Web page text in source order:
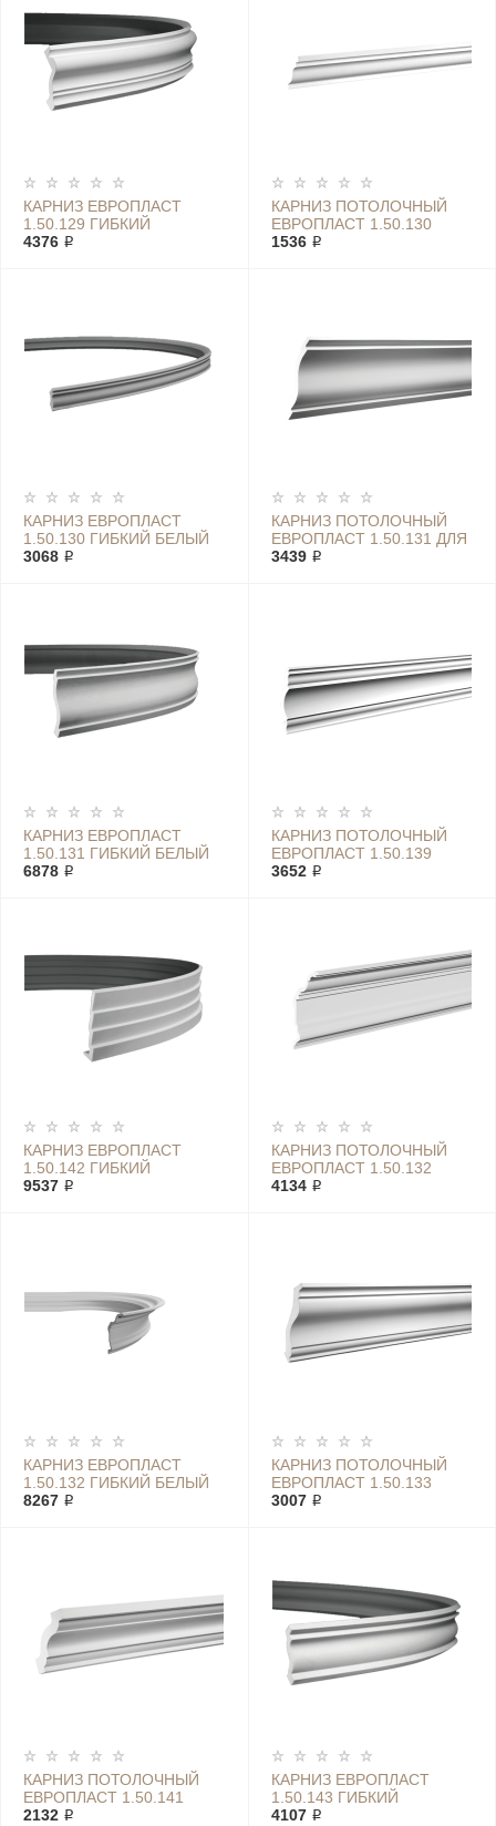
КАРНИЗ ЕВРОПЛАСТ
1.50.129 ГИБКИЙ
4376 ₽
КАРНИЗ ПОТОЛОЧНЫЙ
ЕВРОПЛАСТ 1.50.130
1536 ₽
КАРНИЗ ЕВРОПЛАСТ
1.50.130 ГИБКИЙ БЕЛЫЙ
3068 ₽
КАРНИЗ ПОТОЛОЧНЫЙ
ЕВРОПЛАСТ 1.50.131 ДЛЯ
ШТОРЫ БЕЛОГО ЦВЕТА
3439 ₽
КАРНИЗ ЕВРОПЛАСТ
1.50.131 ГИБКИЙ БЕЛЫЙ
6878 ₽
КАРНИЗ ПОТОЛОЧНЫЙ
ЕВРОПЛАСТ 1.50.139
3652 ₽
КАРНИЗ ЕВРОПЛАСТ
1.50.142 ГИБКИЙ
9537 ₽
КАРНИЗ ПОТОЛОЧНЫЙ
ЕВРОПЛАСТ 1.50.132
4134 ₽
КАРНИЗ ЕВРОПЛАСТ
1.50.132 ГИБКИЙ БЕЛЫЙ
8267 ₽
КАРНИЗ ПОТОЛОЧНЫЙ
ЕВРОПЛАСТ 1.50.133
3007 ₽
КАРНИЗ ПОТОЛОЧНЫЙ
ЕВРОПЛАСТ 1.50.141
2132 ₽
КАРНИЗ ЕВРОПЛАСТ
1.50.143 ГИБКИЙ
4107 ₽